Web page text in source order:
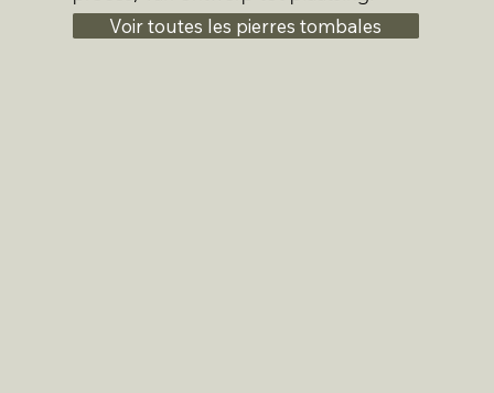
Voir toutes les pierres tombales